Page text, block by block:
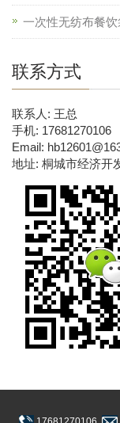
一次性无纺布餐
联系方式
联系人: 王总
手机: 17681270106
Email:
地址: 桐城市经济开